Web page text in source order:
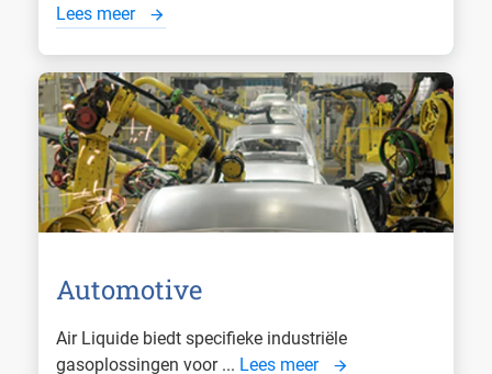
Lees meer
Automotive
Air Liquide biedt specifieke industriële
gasoplossingen voor ... Lees meer